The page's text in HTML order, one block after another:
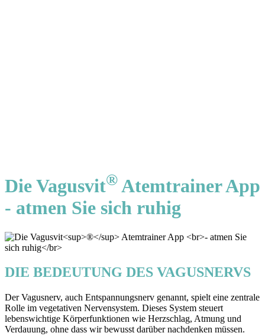
Die Vagusvit® Atemtrainer App
- atmen Sie sich ruhig
DIE BEDEUTUNG DES VAGUSNERVS
Der Vagusnerv, auch Entspannungsnerv genannt, spielt eine zentrale
Rolle im vegetativen Nervensystem. Dieses System steuert
lebenswichtige Körperfunktionen wie Herzschlag, Atmung und
Verdauung, ohne dass wir bewusst darüber nachdenken müssen.